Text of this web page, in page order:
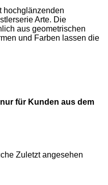
hochglänzenden
Arte. Die
aus geometrischen
und Farben lassen die
für Kunden aus dem
Zuletzt angesehen